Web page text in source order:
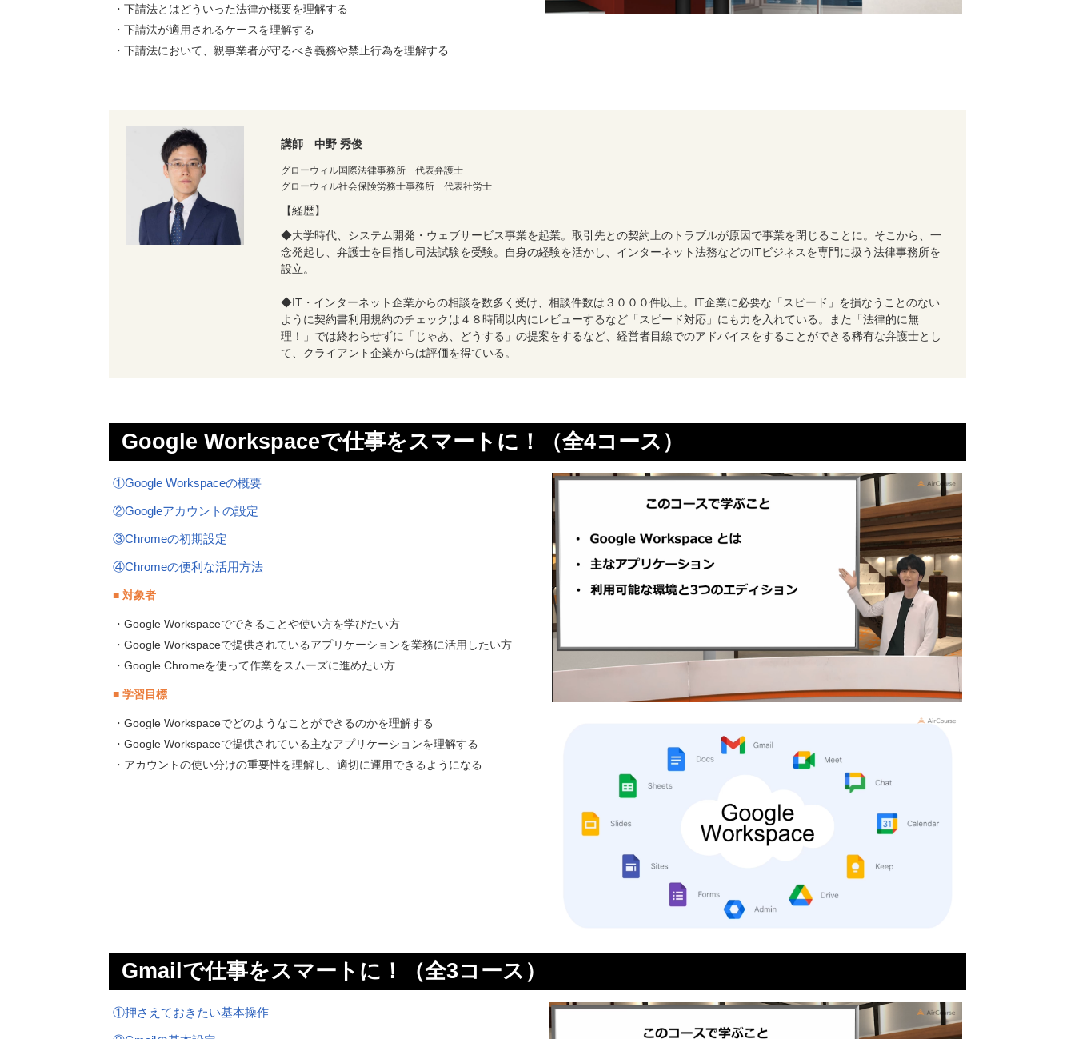
・下請法とはどういった法律か概要を理解する
・下請法が適用されるケースを理解する
・下請法において、親事業者が守るべき義務や禁止行為を理解する
講師 中野 秀俊
グローウィル国際法律事務所 代表弁護士
グローウィル社会保険労務士事務所 代表社労士
【経歴】
◆大学時代、システム開発・ウェブサービス事業を起業。取引先との契約上のトラブルが原因で事業を閉じることに。そこから、一
念発起し、弁護士を目指し司法試験を受験。自身の経験を活かし、インターネット法務などのITビジネスを専門に扱う法律事務所を
設立。
◆IT・インターネット企業からの相談を数多く受け、相談件数は３０００件以上。IT企業に必要な「スピード」を損なうことのない
ように契約書利用規約のチェックは４８時間以内にレビューするなど「スピード対応」にも力を入れている。また「法律的に無
理！」では終わらせずに「じゃあ、どうする」の提案をするなど、経営者目線でのアドバイスをすることができる稀有な弁護士とし
て、クライアント企業からは評価を得ている。
Google Workspaceで仕事をスマートに！（全4コース）
①Google Workspaceの概要
②Googleアカウントの設定
③Chromeの初期設定
④Chromeの便利な活用方法
■ 対象者
・Google Workspaceでできることや使い方を学びたい方
・Google Workspaceで提供されているアプリケーションを業務に活用したい方
・Google Chromeを使って作業をスムーズに進めたい方
■ 学習目標
・Google Workspaceでどのようなことができるのかを理解する
・Google Workspaceで提供されている主なアプリケーションを理解する
・アカウントの使い分けの重要性を理解し、適切に運用できるようになる
Gmailで仕事をスマートに！（全3コース）
①押さえておきたい基本操作